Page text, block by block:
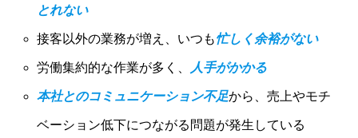
とれない
接客以外の業務が増え、いつも忙しく余裕がない
労働集約的な作業が多く、 人手がかかる
本社とのコミュニケーション不足から、売上やモチ
ベーション低下につながる問題が発生している